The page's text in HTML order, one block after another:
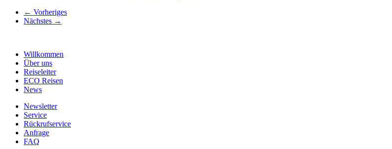
← Vorheriges
Nächstes →
Willkommen
Über uns
Reiseleiter
ECO Reisen
News
Newsletter
Service
Rückrufservice
Anfrage
FAQ